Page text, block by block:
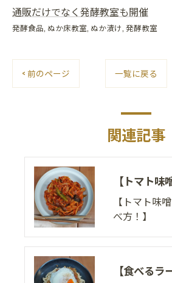
通販だけでなく発酵教室も開催
発酵食品 ぬか床教室 ぬか漬け 発酵教室
< 前のページ 一覧に戻る
関連記事
【トマト味
べ方！】